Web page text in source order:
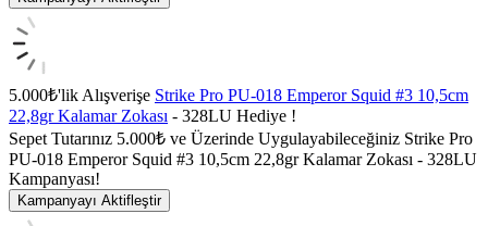
5.000₺'lik Alışverişe Strike Pro PU-018 Emperor Squid #3 10,5cm
22,8gr Kalamar Zokası - 328LU Hediye !
Sepet Tutarınız 5.000₺ ve Üzerinde Uygulayabileceğiniz Strike Pro
PU-018 Emperor Squid #3 10,5cm 22,8gr Kalamar Zokası - 328LU
Kampanyası!
Kampanyayı Aktifleştir